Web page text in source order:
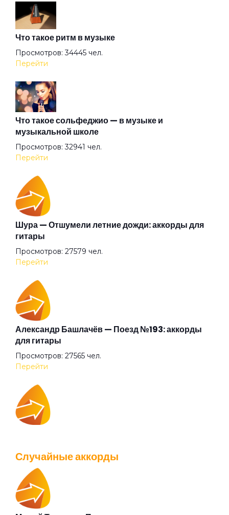
Аристократы
Атлантида
Бабочка
Баргузин
Барышня
Беги (2008)
Беги
Бежали прочь
Безумные выси
Белая
Белый друг
Белый танец
Библиотека
Что такое ритм в музыке
Просмотров: 34445 чел.
Перейти
Что такое сольфеджио — в музыке и
музыкальной школе
Просмотров: 32941 чел.
Перейти
Шура — Отшумели летние дожди: аккорды для
гитары
Просмотров: 27579 чел.
Перейти
Александр Башлачёв — Поезд №193: аккорды
для гитары
Просмотров: 27565 чел.
Перейти
Перейти
Случайные аккорды